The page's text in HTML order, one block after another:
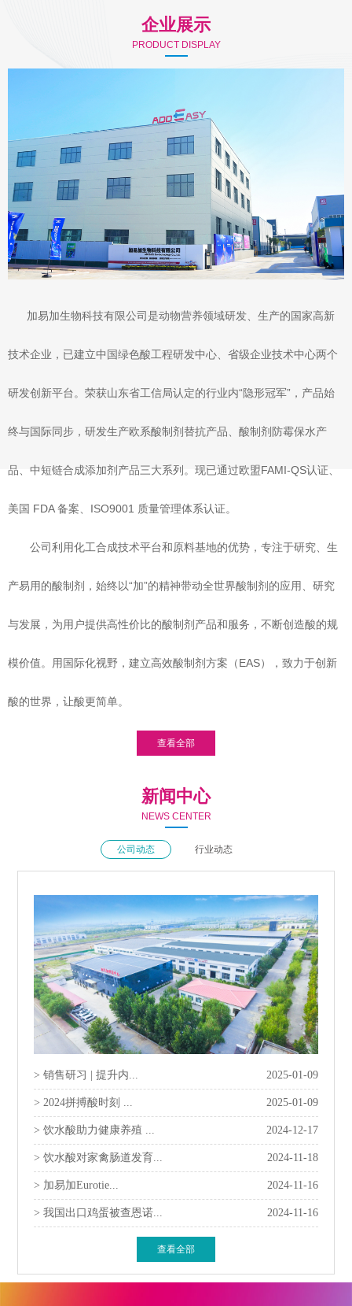
企业展示
PRODUCT DISPLAY
加易加生物科技有限公司是动物营养领域研发、生产的国家高新
技术企业，已建立中国绿色酸工程研发中心、省级企业技术中心两个
研发创新平台。荣获山东省工信局认定的行业内“隐形冠军”，产品始
终与国际同步，研发生产欧系酸制剂替抗产品、酸制剂防霉保水产
品、中短链合成添加剂产品三大系列。现已通过欧盟FAMI-QS认证、
美国 FDA 备案、ISO9001 质量管理体系认证。
公司利用化工合成技术平台和原料基地的优势，专注于研究、生
产易用的酸制剂，始终以“加”的精神带动全世界酸制剂的应用、研究
与发展，为用户提供高性价比的酸制剂产品和服务，不断创造酸的规
模价值。用国际化视野，建立高效酸制剂方案（EAS），致力于创新
酸的世界，让酸更简单。
查看全部
新闻中心
NEWS CENTER
公司动态 行业动态
> 销售研习 | 提升内... 2025-01-09
> 2024拼搏酸时刻 ... 2025-01-09
> 饮水酸助力健康养殖 ... 2024-12-17
> 饮水酸对家禽肠道发育... 2024-11-18
> 加易加Eurotie... 2024-11-16
> 我国出口鸡蛋被查恩诺... 2024-11-16
查看全部